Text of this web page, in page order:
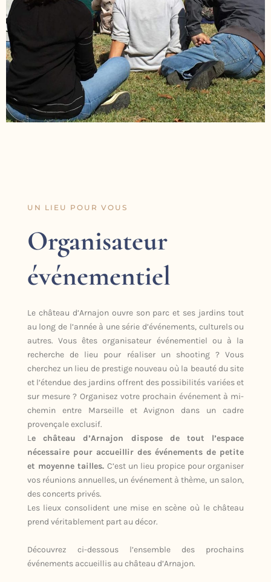
UN LIEU POUR VOUS
Organisateur
événementiel
Le château d’Arnajon ouvre son parc et ses jardins tout
au long de l’année à une série d’événements, culturels ou
autres. Vous êtes organisateur événementiel ou à la
recherche de lieu pour réaliser un shooting ? Vous
cherchez un lieu de prestige nouveau où la beauté du site
et l’étendue des jardins offrent des possibilités variées et
sur mesure ? Organisez votre prochain événement à mi-
chemin entre Marseille et Avignon dans un cadre
provençale exclusif.
Le château d’Arnajon dispose de tout l’espace
nécessaire pour accueillir des événements de petite
et moyenne tailles. C’est un lieu propice pour organiser
vos réunions annuelles, un événement à thème, un salon,
des concerts privés.
Les lieux consolident une mise en scène où le château
prend véritablement part au décor.
Découvrez ci-dessous l’ensemble des prochains
événements accueillis au château d’Arnajon.